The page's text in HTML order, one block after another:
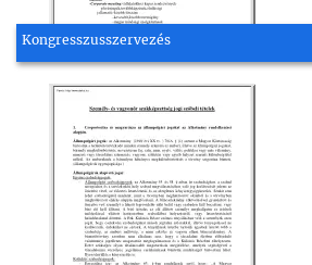
Kongresszusszervezés